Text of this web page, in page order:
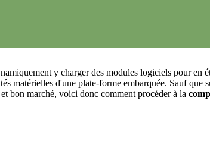
y charger des modules logiciels pour en
d'une plate-forme embarquée. Sauf que
bon marché, voici donc comment procéder à la